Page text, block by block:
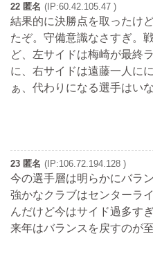
22 匿名 (IP:60.42.105.47 )
結果的に決勝点を取ったけ
たぞ。守備意識なさすぎ。
ど、左サイドは梅崎が最終
に、右サイドは遠藤一人に
ぁ、代わりになる選手はい
23 匿名 (IP:106.72.194.128 )
今の選手層は明らかにバラ
強かなクラブはセンターラ
んだけど今はサイド過多すぎ
来年はバランスを戻すのが